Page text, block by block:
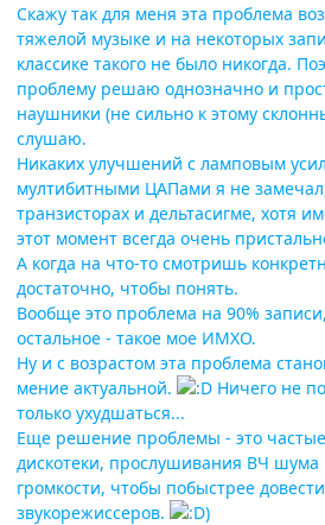
Скажу так для меня эта проблема
тяжелой музыке и на некоторых
классике такого не было никогда.
проблему решаю однозначно и
наушники (не сильно к этому
слушаю.
Никаких улучшений с ламповым
мултибитными ЦАПами я не
транзисторах и дельтасигме, хотя
этот момент всегда очень
А когда на что-то смотришь
достаточно, чтобы понять.
Вообще это проблема на 90%
остальное - такое мое ИМХО.
Ну и с возрастом эта проблема
мение актуальной.
Ничего не
только ухудшаться...
Еще решение проблемы - это
дискотеки, прослушивания ВЧ
громкости, чтобы побыстрее
звукорежиссеров.